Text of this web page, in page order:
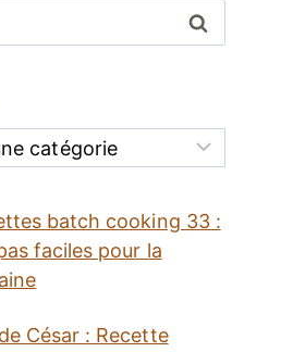
batch cooking 33 :
faciles pour la
César : Recette